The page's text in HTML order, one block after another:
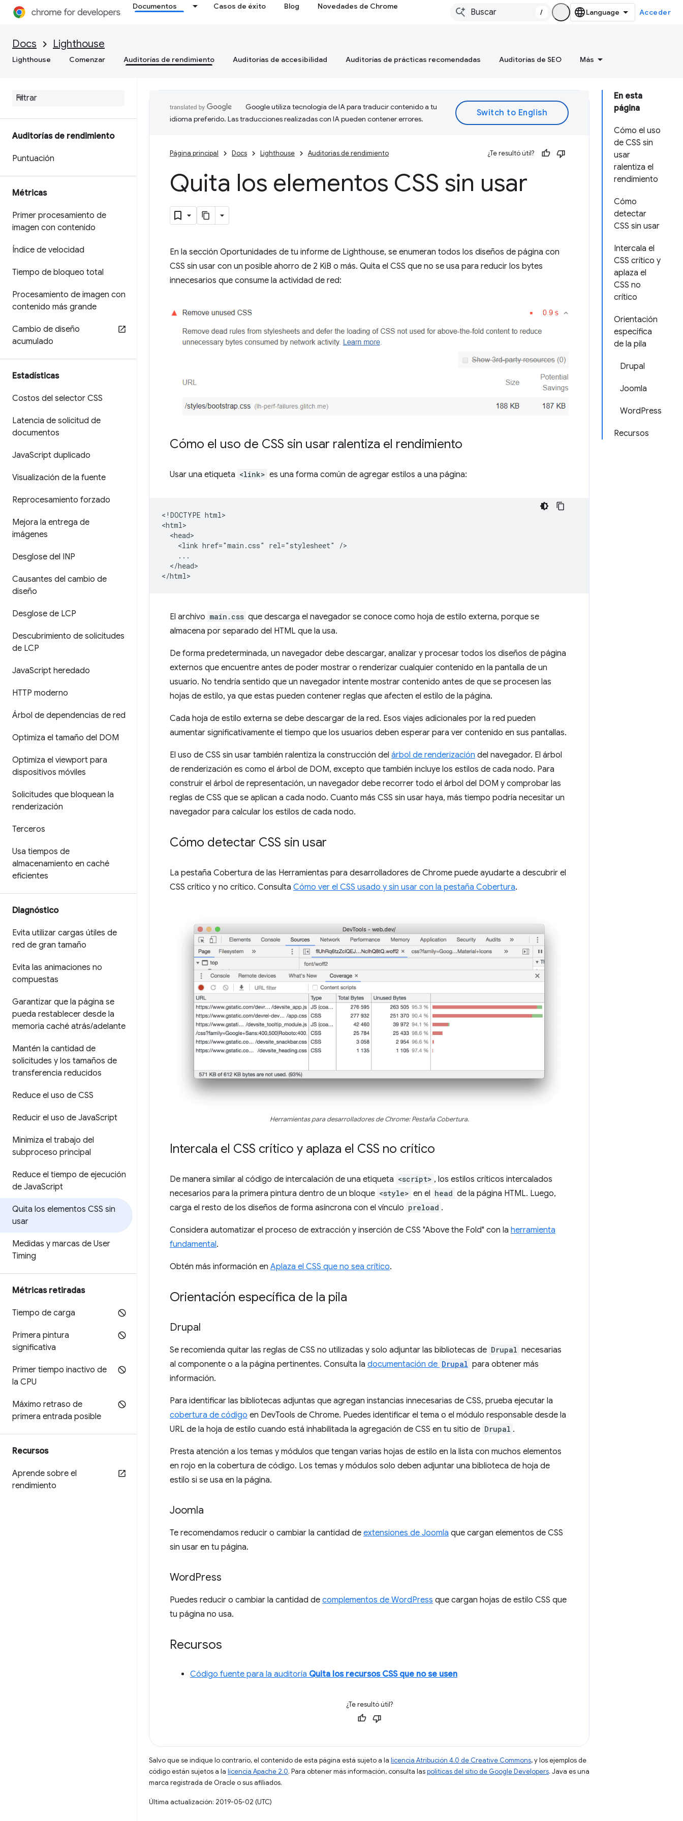
Documentos Casos de éxito Blog Novedades de Chrome
/ Acceder
Docs Lighthouse
Lighthouse Comenzar Auditorías de rendimiento Auditorías de accesibilidad Auditorías de prácticas recomendadas Auditorías de SEO Más
Auditorías de rendimiento
Puntuación
Métricas
Primer procesamiento de
imagen con contenido
Índice de velocidad
Tiempo de bloqueo total
Procesamiento de imagen con
contenido más grande
Cambio de diseño
acumulado
Estadísticas
Costos del selector CSS
Latencia de solicitud de
documentos
JavaScript duplicado
Visualización de la fuente
Reprocesamiento forzado
Mejora la entrega de
imágenes
Desglose del INP
Causantes del cambio de
diseño
Desglose de LCP
Descubrimiento de solicitudes
de LCP
JavaScript heredado
HTTP moderno
Árbol de dependencias de red
Optimiza el tamaño del DOM
Optimiza el viewport para
dispositivos móviles
Solicitudes que bloquean la
renderización
Terceros
Usa tiempos de
almacenamiento en caché
eficientes
Diagnóstico
Evita utilizar cargas útiles de
red de gran tamaño
Evita las animaciones no
compuestas
Garantizar que la página se
pueda restablecer desde la
memoria caché atrás/adelante
Mantén la cantidad de
solicitudes y los tamaños de
transferencia reducidos
Reduce el uso de CSS
Reducir el uso de JavaScript
Minimiza el trabajo del
subproceso principal
Reduce el tiempo de ejecución
de JavaScript
Quita los elementos CSS sin
usar
Medidas y marcas de User
Timing
Métricas retiradas
Tiempo de carga
Primera pintura
significativa
Primer tiempo inactivo de
la CPU
Máximo retraso de
primera entrada posible
Recursos
Aprende sobre el
rendimiento
En esta
página
Cómo el uso
de CSS sin
usar
ralentiza el
rendimiento
Cómo
detectar
CSS sin usar
Intercala el
CSS crítico y
aplaza el
CSS no
crítico
Orientación
específica
de la pila
Drupal
Joomla
WordPress
Recursos
Google utiliza tecnología de IA para traducir contenido a tu
idioma preferido. Las traducciones realizadas con IA pueden contener errores.
Página principal Docs Lighthouse Auditorías de rendimiento ¿Te resultó útil?
Quita los elementos CSS sin usar
En la sección Oportunidades de tu informe de Lighthouse, se enumeran todos los diseños de página con
CSS sin usar con un posible ahorro de 2 KiB o más. Quita el CSS que no se usa para reducir los bytes
innecesarios que consume la actividad de red:
Cómo el uso de CSS sin usar ralentiza el rendimiento
Usar una etiqueta <link> es una forma común de agregar estilos a una página:
<!DOCTYPE html>
<html>
  <head>
    <link href="main.css" rel="stylesheet" />
    ...
  </head>
El archivo main.css que descarga el navegador se conoce como hoja de estilo externa, porque se
almacena por separado del HTML que la usa.
De forma predeterminada, un navegador debe descargar, analizar y procesar todos los diseños de página
externos que encuentre antes de poder mostrar o renderizar cualquier contenido en la pantalla de un
usuario. No tendría sentido que un navegador intente mostrar contenido antes de que se procesen las
hojas de estilo, ya que estas pueden contener reglas que afecten el estilo de la página.
Cada hoja de estilo externa se debe descargar de la red. Esos viajes adicionales por la red pueden
aumentar significativamente el tiempo que los usuarios deben esperar para ver contenido en sus pantallas.
El uso de CSS sin usar también ralentiza la construcción del árbol de renderización del navegador. El árbol
de renderización es como el árbol de DOM, excepto que también incluye los estilos de cada nodo. Para
construir el árbol de representación, un navegador debe recorrer todo el árbol del DOM y comprobar las
reglas de CSS que se aplican a cada nodo. Cuanto más CSS sin usar haya, más tiempo podría necesitar un
navegador para calcular los estilos de cada nodo.
Cómo detectar CSS sin usar
La pestaña Cobertura de las Herramientas para desarrolladores de Chrome puede ayudarte a descubrir el
CSS crítico y no crítico. Consulta Cómo ver el CSS usado y sin usar con la pestaña Cobertura.
Herramientas para desarrolladores de Chrome: Pestaña Cobertura.
Intercala el CSS crítico y aplaza el CSS no crítico
De manera similar al código de intercalación de una etiqueta <script> , los estilos críticos intercalados
necesarios para la primera pintura dentro de un bloque <style> en el head de la página HTML. Luego,
carga el resto de los diseños de forma asíncrona con el vínculo preload .
Considera automatizar el proceso de extracción y inserción de CSS "Above the Fold" con la herramienta
fundamental.
Obtén más información en Aplaza el CSS que no sea crítico.
Orientación específica de la pila
Drupal
Se recomienda quitar las reglas de CSS no utilizadas y solo adjuntar las bibliotecas de Drupal necesarias
al componente o a la página pertinentes. Consulta la documentación de Drupal para obtener más
información.
Para identificar las bibliotecas adjuntas que agregan instancias innecesarias de CSS, prueba ejecutar la
cobertura de código en DevTools de Chrome. Puedes identificar el tema o el módulo responsable desde la
URL de la hoja de estilo cuando está inhabilitada la agregación de CSS en tu sitio de Drupal .
Presta atención a los temas y módulos que tengan varias hojas de estilo en la lista con muchos elementos
en rojo en la cobertura de código. Los temas y módulos solo deben adjuntar una biblioteca de hoja de
estilo si se usa en la página.
Joomla
Te recomendamos reducir o cambiar la cantidad de extensiones de Joomla que cargan elementos de CSS
sin usar en tu página.
WordPress
Puedes reducir o cambiar la cantidad de complementos de WordPress que cargan hojas de estilo CSS que
tu página no usa.
Recursos
Código fuente para la auditoría Quita los recursos CSS que no se usen
¿Te resultó útil?
Salvo que se indique lo contrario, el contenido de esta página está sujeto a la licencia Atribución 4.0 de Creative Commons, y los ejemplos de
código están sujetos a la licencia Apache 2.0. Para obtener más información, consulta laspolíticas del sitio de Google Developers. Java es una
marca registrada de Oracle o sus afiliados.
Última actualización: 2019-05-02 (UTC)